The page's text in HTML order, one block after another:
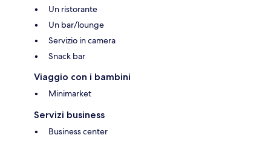
Un ristorante
Un bar/lounge
Servizio in camera
Snack bar
Viaggio con i bambini
Minimarket
Servizi business
Business center